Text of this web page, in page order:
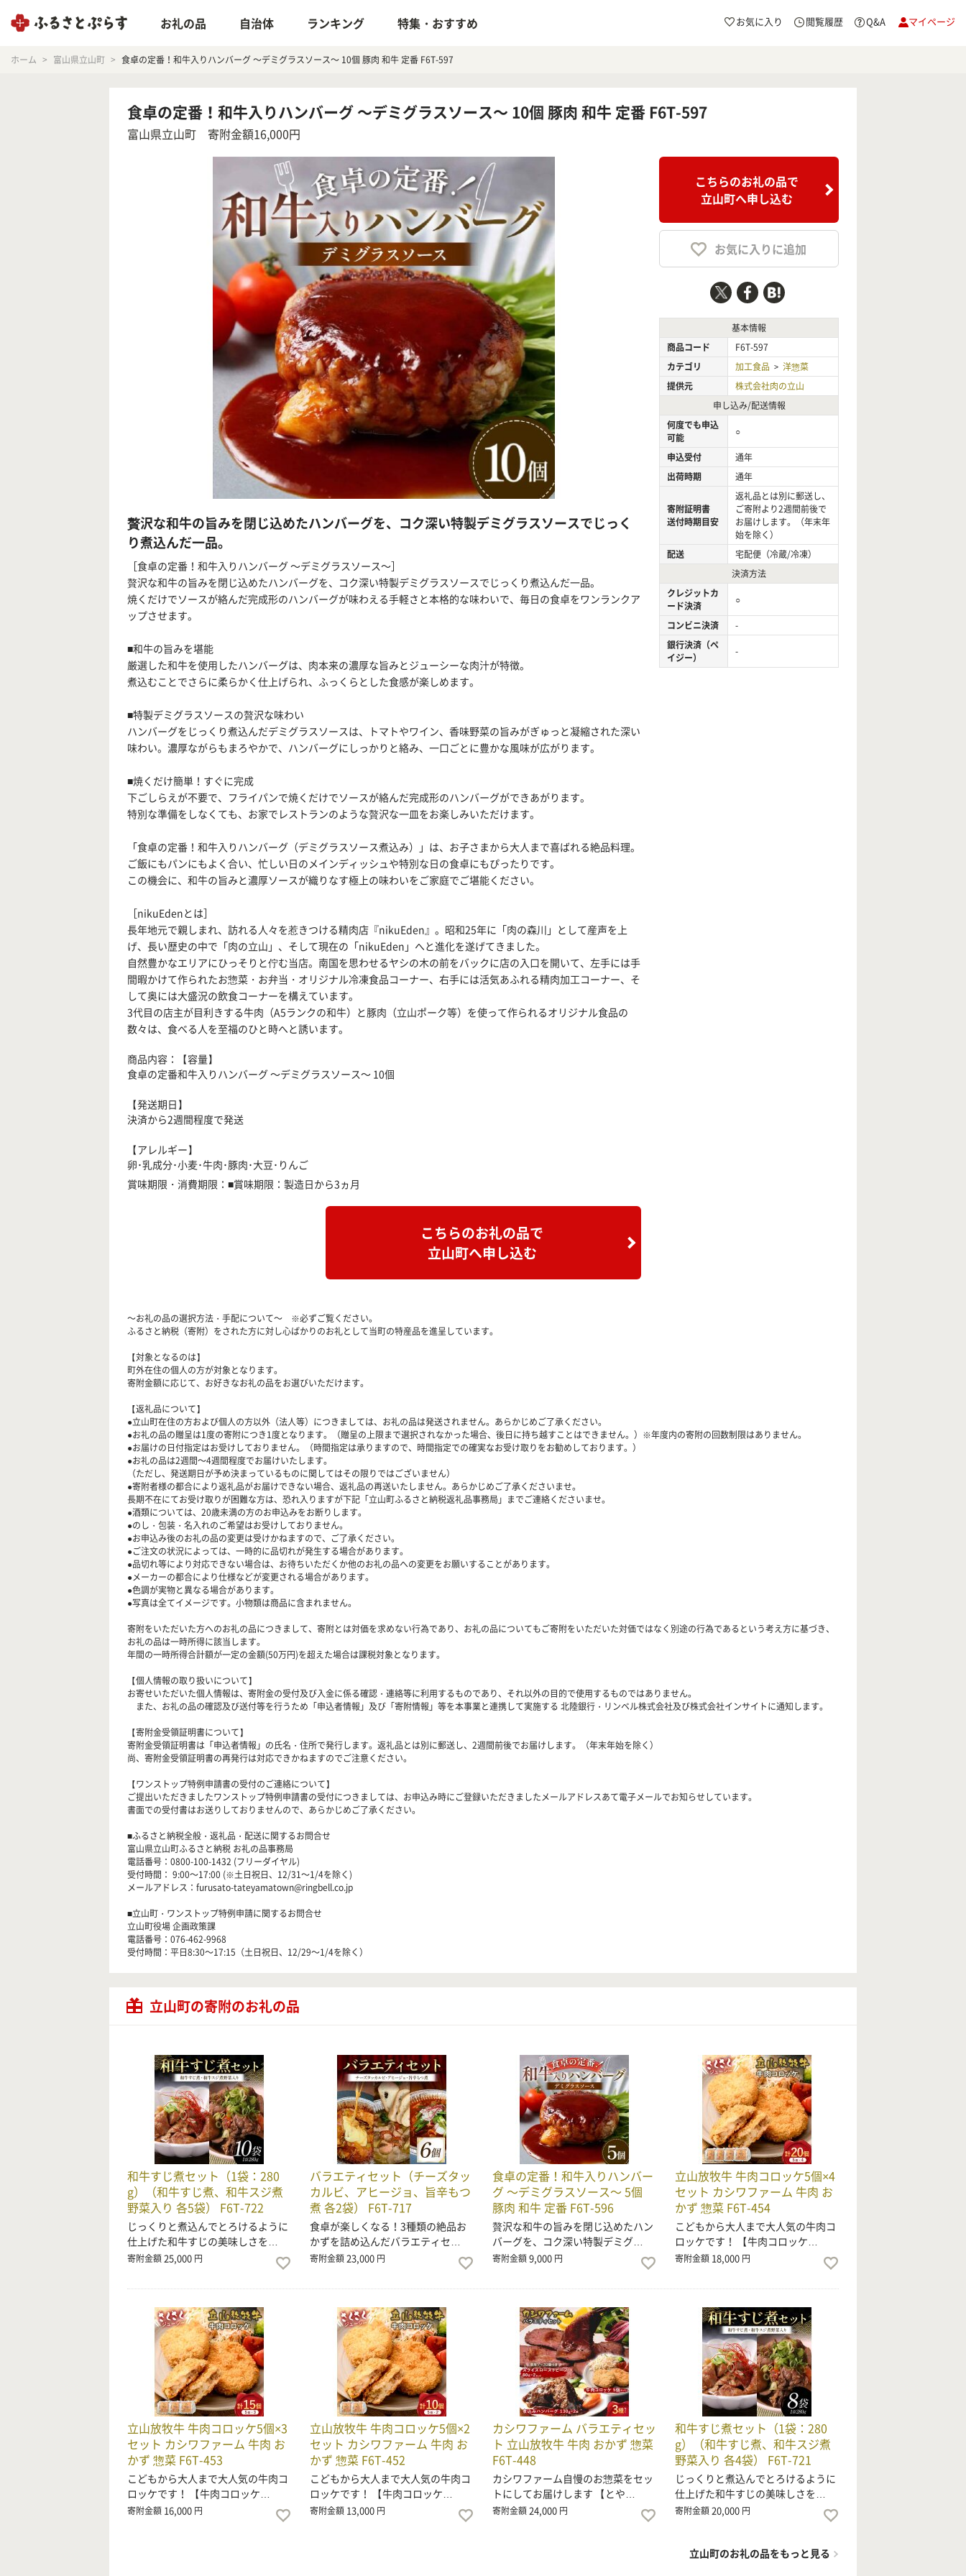
お礼の品 自治体 ランキング 特集・おすすめ お気に入り 閲覧履歴 Q&A マイページ
ホーム 富山県立山町 食卓の定番！和牛入りハンバーグ ～デミグラスソース～ 10個 豚肉 和牛 定番 F6T-597
食卓の定番！和牛入りハンバーグ ～デミグラスソース～ 10個 豚肉 和牛 定番 F6T-597
富山県立山町 寄附金額16,000円
贅沢な和牛の旨みを閉じ込めたハンバーグを、コク深い特製デミグラスソースでじっく
り煮込んだ一品。
［食卓の定番！和牛入りハンバーグ ～デミグラスソース～］
贅沢な和牛の旨みを閉じ込めたハンバーグを、コク深い特製デミグラスソースでじっくり煮込んだ一品。
焼くだけでソースが絡んだ完成形のハンバーグが味わえる手軽さと本格的な味わいで、毎日の食卓をワンランクア
ップさせます。
■和牛の旨みを堪能
厳選した和牛を使用したハンバーグは、肉本来の濃厚な旨みとジューシーな肉汁が特徴。
煮込むことでさらに柔らかく仕上げられ、ふっくらとした食感が楽しめます。
■特製デミグラスソースの贅沢な味わい
ハンバーグをじっくり煮込んだデミグラスソースは、トマトやワイン、香味野菜の旨みがぎゅっと凝縮された深い
味わい。濃厚ながらもまろやかで、ハンバーグにしっかりと絡み、一口ごとに豊かな風味が広がります。
■焼くだけ簡単！すぐに完成
下ごしらえが不要で、フライパンで焼くだけでソースが絡んだ完成形のハンバーグができあがります。
特別な準備をしなくても、お家でレストランのような贅沢な一皿をお楽しみいただけます。
「食卓の定番！和牛入りハンバーグ（デミグラスソース煮込み）」は、お子さまから大人まで喜ばれる絶品料理。
ご飯にもパンにもよく合い、忙しい日のメインディッシュや特別な日の食卓にもぴったりです。
この機会に、和牛の旨みと濃厚ソースが織りなす極上の味わいをご家庭でご堪能ください。
［nikuEdenとは］
長年地元で親しまれ、訪れる人々を惹きつける精肉店『nikuEden』。昭和25年に「肉の森川」として産声を上
げ、長い歴史の中で「肉の立山」、そして現在の「nikuEden」へと進化を遂げてきました。
自然豊かなエリアにひっそりと佇む当店。南国を思わせるヤシの木の前をバックに店の入口を開いて、左手には手
間暇かけて作られたお惣菜・お弁当・オリジナル冷凍食品コーナー、右手には活気あふれる精肉加工コーナー、そ
して奥には大盛況の飲食コーナーを構えています。
3代目の店主が目利きする牛肉（A5ランクの和牛）と豚肉（立山ポーク等）を使って作られるオリジナル食品の
数々は、食べる人を至福のひと時へと誘います。
商品内容：【容量】
食卓の定番和牛入りハンバーグ ～デミグラスソース～ 10個
【発送期日】
決済から2週間程度で発送
【アレルギー】
卵･乳成分･小麦･牛肉･豚肉･大豆･りんご
賞味期限・消費期限：■賞味期限：製造日から3ヵ月
こちらのお礼の品で
立山町へ申し込む
お気に入りに追加
基本情報
商品コード
F6T-597
カテゴリ
加工食品 > 洋惣菜
提供元
株式会社肉の立山
申し込み/配送情報
何度でも申込
可能
○
申込受付
通年
出荷時期
通年
寄附証明書
送付時期目安
返礼品とは別に郵送し、
ご寄附より2週間前後で
お届けします。（年末年
始を除く）
配送
宅配便（冷蔵/冷凍）
決済方法
クレジットカ
ード決済
○
コンビニ決済
-
銀行決済（ペ
イジー）
-
こちらのお礼の品で
立山町へ申し込む
～お礼の品の選択方法・手配について～ ※必ずご覧ください。
ふるさと納税（寄附）をされた方に対し心ばかりのお礼として当町の特産品を進呈しています。
【対象となるのは】
町外在住の個人の方が対象となります。
寄附金額に応じて、お好きなお礼の品をお選びいただけます。
【返礼品について】
●立山町在住の方および個人の方以外（法人等）につきましては、お礼の品は発送されません。あらかじめご了承ください。
●お礼の品の贈呈は1度の寄附につき1度となります。（贈呈の上限まで選択されなかった場合、後日に持ち越すことはできません。）※年度内の寄附の回数制限はありません。
●お届けの日付指定はお受けしておりません。（時間指定は承りますので、時間指定での確実なお受け取りをお勧めしております。）
●お礼の品は2週間～4週間程度でお届けいたします。
（ただし、発送期日が予め決まっているものに関してはその限りではございません）
●寄附者様の都合により返礼品がお届けできない場合、返礼品の再送いたしません。あらかじめご了承くださいませ。
長期不在にてお受け取りが困難な方は、恐れ入りますが下記「立山町ふるさと納税返礼品事務局」までご連絡くださいませ。
●酒類については、20歳未満の方のお申込みをお断りします。
●のし・包装・名入れのご希望はお受けしておりません。
●お申込み後のお礼の品の変更は受けかねますので、ご了承ください。
●ご注文の状況によっては、一時的に品切れが発生する場合があります。
●品切れ等により対応できない場合は、お待ちいただくか他のお礼の品への変更をお願いすることがあります。
●メーカーの都合により仕様などが変更される場合があります。
●色調が実物と異なる場合があります。
●写真は全てイメージです。小物類は商品に含まれません。
寄附をいただいた方へのお礼の品につきまして、寄附とは対価を求めない行為であり、お礼の品についてもご寄附をいただいた対価ではなく別途の行為であるという考え方に基づき、
お礼の品は一時所得に該当します。
年間の一時所得合計額が一定の金額(50万円)を超えた場合は課税対象となります。
【個人情報の取り扱いについて】
お寄せいただいた個人情報は、寄附金の受付及び入金に係る確認・連絡等に利用するものであり、それ以外の目的で使用するものではありません。
また、お礼の品の確認及び送付等を行うため「申込者情報」及び「寄附情報」等を本事業と連携して実施する 北陸銀行・リンベル株式会社及び株式会社インサイトに通知します。
【寄附金受領証明書について】
寄附金受領証明書は「申込者情報」の氏名・住所で発行します。返礼品とは別に郵送し、2週間前後でお届けします。（年末年始を除く）
尚、寄附金受領証明書の再発行は対応できかねますのでご注意ください。
【ワンストップ特例申請書の受付のご連絡について】
ご提出いただきましたワンストップ特例申請書の受付につきましては、お申込み時にご登録いただきましたメールアドレスあて電子メールでお知らせしています。
書面での受付書はお送りしておりませんので、あらかじめご了承ください。
■ふるさと納税全般・返礼品・配送に関するお問合せ
富山県立山町ふるさと納税 お礼の品事務局
電話番号：0800-100-1432 (フリーダイヤル)
受付時間： 9:00～17:00 (※土日祝日、12/31～1/4を除く)
メールアドレス：furusato-tateyamatown@ringbell.co.jp
■立山町・ワンストップ特例申請に関するお問合せ
立山町役場 企画政策課
電話番号：076-462-9968
受付時間：平日8:30～17:15（土日祝日、12/29～1/4を除く）
立山町の寄附のお礼の品
和牛すじ煮セット（1袋：280
g）（和牛すじ煮、和牛スジ煮
野菜入り 各5袋） F6T-722
じっくりと煮込んでとろけるように
仕上げた和牛すじの美味しさを…
寄附金額25,000 円
バラエティセット（チーズタッ
カルビ、アヒージョ、旨辛もつ
煮 各2袋） F6T-717
食卓が楽しくなる！3種類の絶品お
かずを詰め込んだバラエティセ…
寄附金額23,000 円
食卓の定番！和牛入りハンバー
グ ～デミグラスソース～ 5個
豚肉 和牛 定番 F6T-596
贅沢な和牛の旨みを閉じ込めたハン
バーグを、コク深い特製デミグ…
寄附金額9,000 円
立山放牧牛 牛肉コロッケ5個×4
セット カシワファーム 牛肉 お
かず 惣菜 F6T-454
こどもから大人まで大人気の牛肉コ
ロッケです！ 【牛肉コロッケ…
寄附金額 18,000 円
立山放牧牛 牛肉コロッケ5個×3
セット カシワファーム 牛肉 お
かず 惣菜 F6T-453
こどもから大人まで大人気の牛肉コ
ロッケです！ 【牛肉コロッケ…
寄附金額 16,000 円
立山放牧牛 牛肉コロッケ5個×2
セット カシワファーム 牛肉 お
かず 惣菜 F6T-452
こどもから大人まで大人気の牛肉コ
ロッケです！ 【牛肉コロッケ…
寄附金額 13,000 円
カシワファーム バラエティセッ
ト 立山放牧牛 牛肉 おかず 惣菜
F6T-448
カシワファーム自慢のお惣菜をセッ
トにしてお届けします 【とや…
寄附金額24,000 円
和牛すじ煮セット（1袋：280
g）（和牛すじ煮、和牛スジ煮
野菜入り 各4袋） F6T-721
じっくりと煮込んでとろけるように
仕上げた和牛すじの美味しさを…
寄附金額20,000 円
立山町のお礼の品をもっと見る